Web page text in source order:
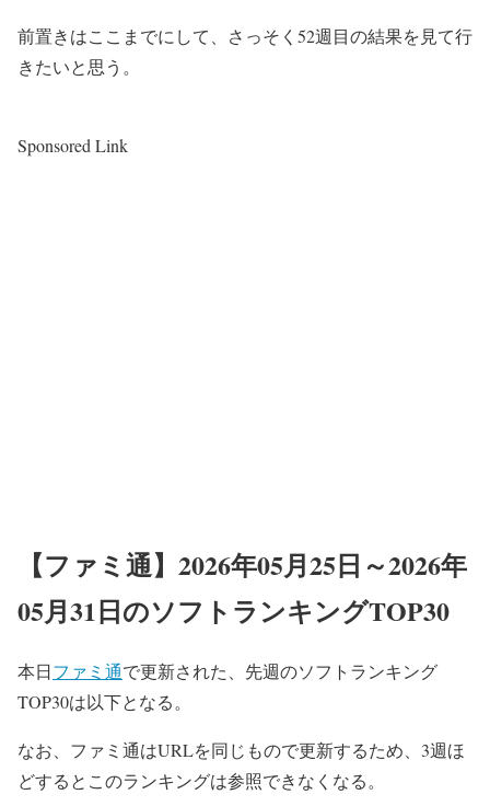
前置きはここまでにして、さっそく52週目の結果を見て行
きたいと思う。
Sponsored Link
【ファミ通】2026年05月25日～2026年
05月31日のソフトランキングTOP30
本日ファミ通で更新された、先週のソフトランキング
TOP30は以下となる。
なお、ファミ通はURLを同じもので更新するため、3週ほ
どするとこのランキングは参照できなくなる。